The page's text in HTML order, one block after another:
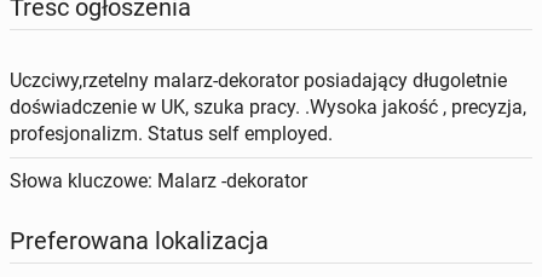
Treść ogłoszenia
Uczciwy,rzetelny malarz-dekorator posiadający długoletnie
doświadczenie w UK, szuka pracy. .Wysoka jakość , precyzja,
profesjonalizm. Status self employed.
Słowa kluczowe: Malarz -dekorator
Preferowana lokalizacja